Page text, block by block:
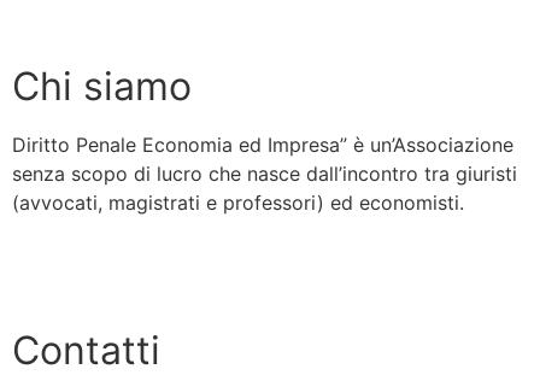
Chi siamo
Diritto Penale Economia ed Impresa” è un’Associazione
senza scopo di lucro che nasce dall’incontro tra giuristi
(avvocati, magistrati e professori) ed economisti.
Contatti